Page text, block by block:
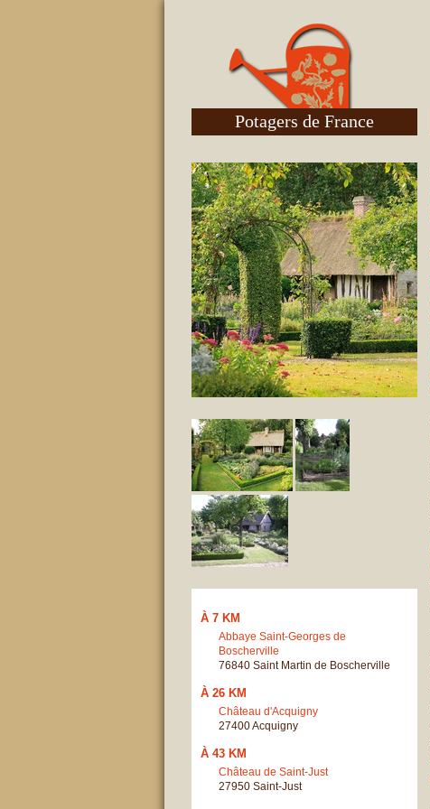
Potagers de France
À 7 KM
Abbaye Saint-Georges de
Boscherville
76840 Saint Martin de Boscherville
À 26 KM
Château d'Acquigny
27400 Acquigny
À 43 KM
Château de Saint-Just
27950 Saint-Just